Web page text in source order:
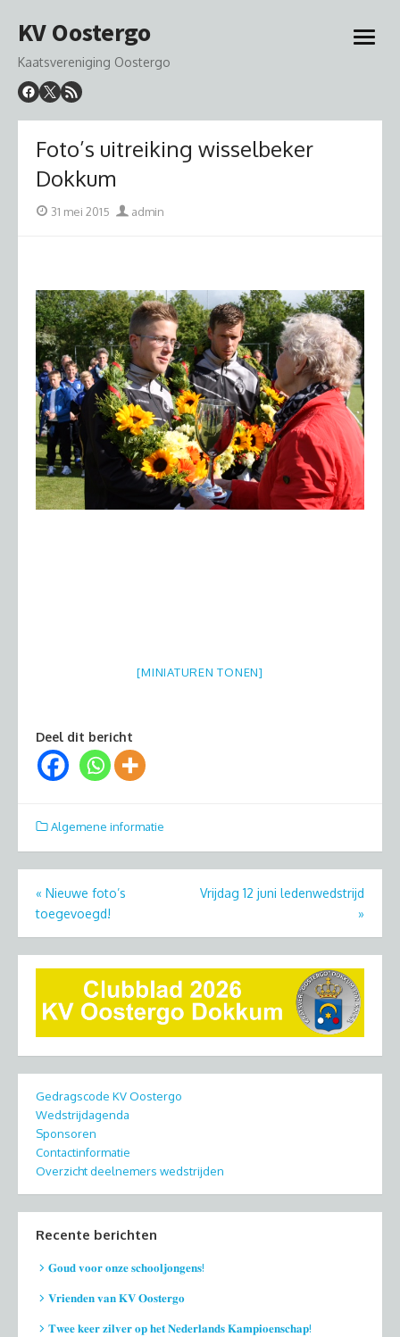
naar
inhoud
KV Oostergo
Kaatsvereniging Oostergo
open
Foto’s uitreiking wisselbeker
Dokkum
Geplaatst
31 mei 2015 Auteur
admin
[MINIATUREN TONEN]
Deel dit bericht
Algemene informatie
Bericht
navigatie
« Nieuwe foto’s
toegevoegd!
Vrijdag 12 juni ledenwedstrijd
»
Gedragscode KV Oostergo
Wedstrijdagenda
Sponsoren
Contactinformatie
Overzicht deelnemers wedstrijden
Recente berichten
𝐆𝐨𝐮𝐝 𝐯𝐨𝐨𝐫 𝐨𝐧𝐳𝐞 𝐬𝐜𝐡𝐨𝐨𝐥𝐣𝐨𝐧𝐠𝐞𝐧𝐬!
𝐕𝐫𝐢𝐞𝐧𝐝𝐞𝐧 𝐯𝐚𝐧 𝐊𝐕 𝐎𝐨𝐬𝐭𝐞𝐫𝐠𝐨
𝐓𝐰𝐞𝐞 𝐤𝐞𝐞𝐫 𝐳𝐢𝐥𝐯𝐞𝐫 𝐨𝐩 𝐡𝐞𝐭 𝐍𝐞𝐝𝐞𝐫𝐥𝐚𝐧𝐝𝐬 𝐊𝐚𝐦𝐩𝐢𝐨𝐞𝐧𝐬𝐜𝐡𝐚𝐩!